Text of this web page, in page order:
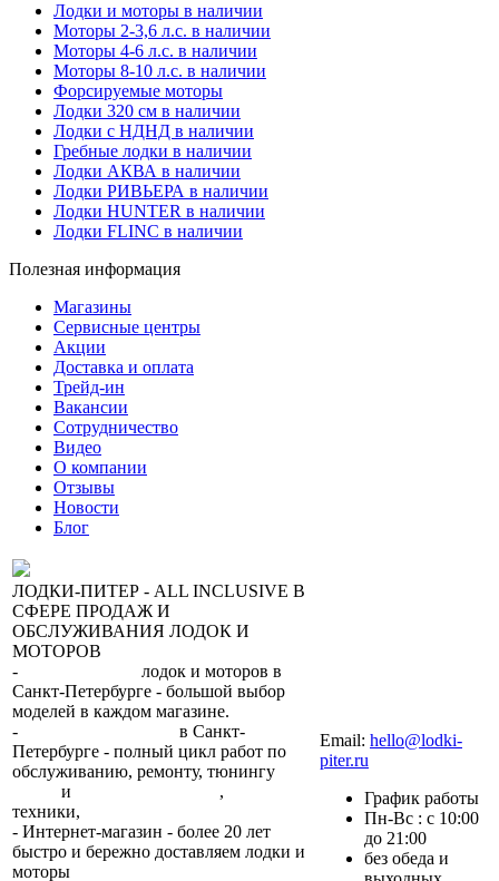
Лодки и моторы в наличии
Моторы 2-3,6 л.с. в наличии
Моторы 4-6 л.с. в наличии
Моторы 8-10 л.с. в наличии
Форсируемые моторы
Лодки 320 см в наличии
Лодки с НДНД в наличии
Гребные лодки в наличии
Лодки АКВА в наличии
Лодки РИВЬЕРА в наличии
Лодки HUNTER в наличии
Лодки FLINC в наличии
Полезная информация
Магазины
Сервисные центры
Акции
Доставка и оплата
Трейд-ин
Вакансии
Сотрудничество
Видео
О компании
Отзывы
Новости
Блог
ЛОДКИ-ПИТЕР - ALL INCLUSIVE В
СФЕРЕ ПРОДАЖ И
ОБСЛУЖИВАНИЯ ЛОДОК И
МОТОРОВ
-
лодок и моторов в
Санкт-Петербурге - большой выбор
моделей в каждом магазине.
-
в Санкт-
Петербурге - полный цикл работ по
обслуживанию, ремонту, тюнингу
и ,
техники,
- Интернет-магазин - более 20 лет
быстро и бережно доставляем лодки и
моторы
Email: hello@lodki-
piter.ru
График работы
Пн-Вс : с 10:00
до 21:00
без обеда и